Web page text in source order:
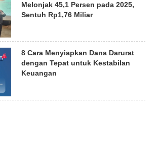
Melonjak 45,1 Persen pada 2025,
Sentuh Rp1,76 Miliar
8 Cara Menyiapkan Dana Darurat
dengan Tepat untuk Kestabilan
Keuangan